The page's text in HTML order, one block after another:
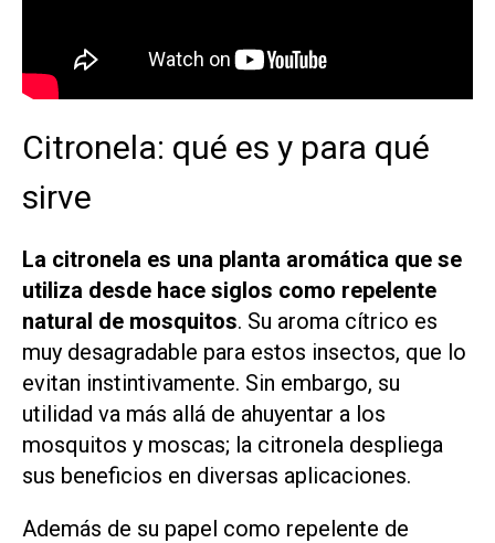
Citronela: qué es y para qué
sirve
La citronela es una planta aromática que se
utiliza desde hace siglos como repelente
natural de mosquitos. Su aroma cítrico es
muy desagradable para estos insectos, que lo
evitan instintivamente. Sin embargo, su
utilidad va más allá de ahuyentar a los
mosquitos y moscas; la citronela despliega
sus beneficios en diversas aplicaciones.
Además de su papel como repelente de